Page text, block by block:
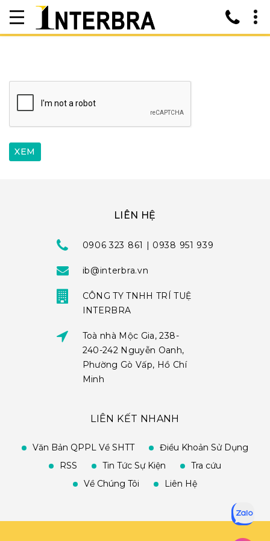
LIÊN HỆ
0906 323 861 | 0938 951 939
ib@interbra.vn
CÔNG TY TNHH TRÍ TUỆ
INTERBRA
Toà nhà Mộc Gia, 238-
240-242 Nguyễn Oanh,
Phường Gò Vấp, Hồ Chí
Minh
LIÊN KẾT NHANH
Văn Bản QPPL Về SHTT
Điều Khoản Sử Dụng
RSS
Tin Tức Sự Kiện
Tra cứu
Về Chúng Tôi
Liên Hệ